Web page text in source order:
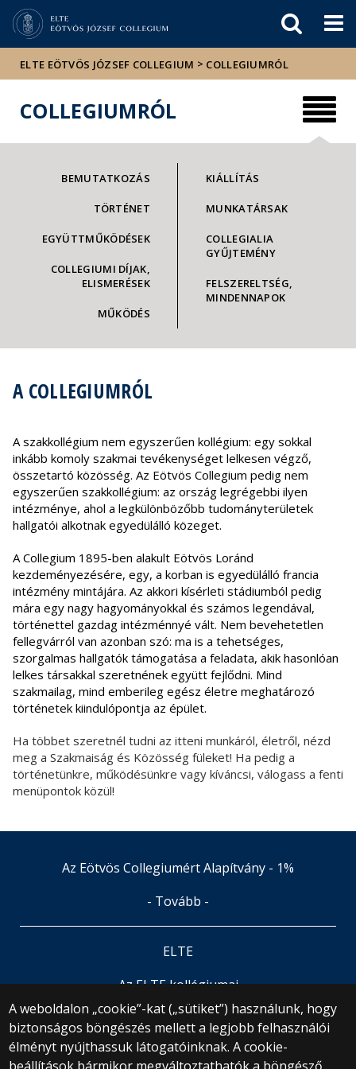
sajtóban
ELTE EÖTVÖS JÓZSEF COLLEGIUM > COLLEGIUMRÓL
COLLEGIUMRÓL
BEMUTATKOZÁS
TÖRTÉNET
EGYÜTTMŰKÖDÉSEK
COLLEGIUMI DÍJAK,
ELISMERÉSEK
MŰKÖDÉS
KIÁLLÍTÁS
MUNKATÁRSAK
COLLEGIALIA
GYŰJTEMÉNY
FELSZERELTSÉG,
MINDENNAPOK
A COLLEGIUMRÓL
A szakkollégium nem egyszerűen kollégium: egy sokkal
inkább komoly szakmai tevékenységet lelkesen végző,
összetartó közösség. Az Eötvös Collegium pedig nem
egyszerűen szakkollégium: az ország legrégebbi ilyen
intézménye, ahol a legkülönbözőbb tudományterületek
hallgatói alkotnak egyedülálló közeget.
A Collegium 1895-ben alakult Eötvös Loránd
kezdeményezésére, egy, a korban is egyedülálló francia
intézmény mintájára. Az akkori kísérleti stádiumból pedig
mára egy nagy hagyományokkal és számos legendával,
történettel gazdag intézménnyé vált. Nem bevehetetlen
fellegvárról van azonban szó: ma is a tehetséges,
szorgalmas hallgatók támogatása a feladata, akik hasonlóan
lelkes társakkal szeretnének együtt fejlődni. Mind
szakmailag, mind emberileg egész életre meghatározó
történetek kiindulópontja az épület.
Ha többet szeretnél tudni az itteni munkáról, életről, nézd
meg a Szakmaiság és Közösség füleket! Ha pedig a
történetünkre, működésünkre vagy kíváncsi, válogass a fenti
menüpontok közül!
A weboldalon „cookie”-kat („sütiket”) használunk, hogy
biztonságos böngészés mellett a legjobb felhasználói
élményt nyújthassuk látogatóinknak. A cookie-
Az Eötvös Collegiumért Alapítvány - 1%
- Tovább -
ELTE
Az ELTE kollégiumai
© 2025 Eötvös Loránd Tudományegyetem
Minden jog fenntartva.